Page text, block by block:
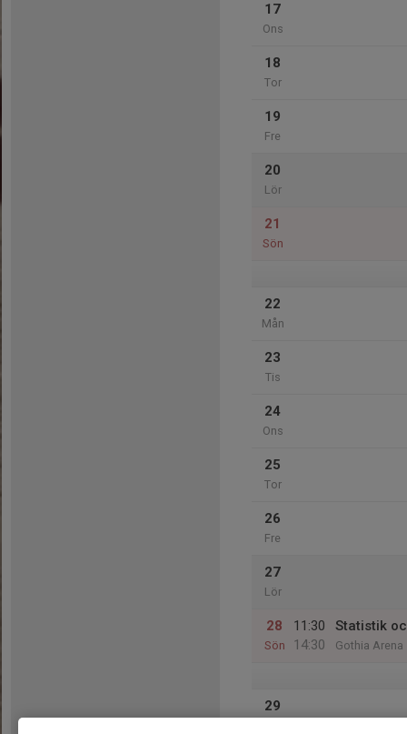
17
Ons
18
Tor
19
Fre
20
Lör
21
Sön
22
Mån
23
Tis
24
Ons
25
Tor
26
Fre
27
Lör
28
Sön
11:30
14:30
Statistik
Gothia Arena
29